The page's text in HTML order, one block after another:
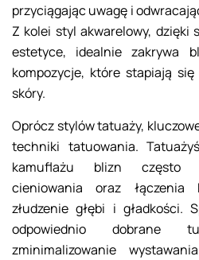
przyciągając uwagę i
Z kolei styl akwarelowy, dzięki
estetyce, idealnie zakrywa
kompozycje, które stapiają
skóry.
Oprócz stylów tatuaży,
techniki tatuowania.
kamuflażu blizn często
cieniowania oraz łączenia
złudzenie głębi i gładkości.
odpowiednio dobrane
zminimalizowanie